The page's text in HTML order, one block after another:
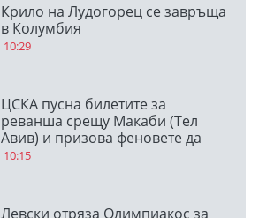
Крило на Лудогорец се завръща
в Колумбия
10:29
ЦСКА пусна билетите за
реванша срещу Макаби (Тел
Авив) и призова феновете да
напълнят Националния стадион
10:15
Левски отряза Олимпиакос за